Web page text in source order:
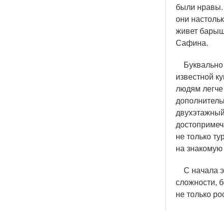
были нравы.
они
живет
Сафина.
Буквально
известной
людям
не только
на знакомую
С начала
сложности,
не только